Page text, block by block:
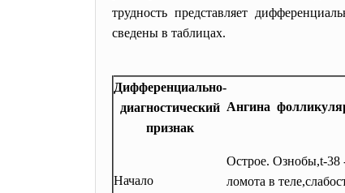
трудность представляет
сведены в таблицах.
Дифференциально-
диагностический
признак
Ангина
Начало
Острое. Ознобы,t-38
ломота в